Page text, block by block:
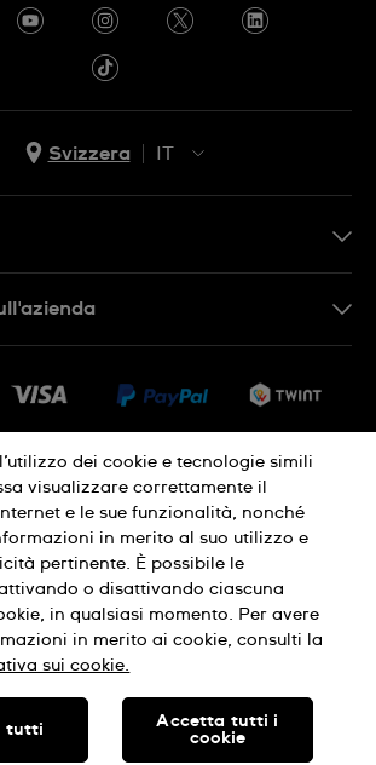
Svizzera
IT
IT
vendita
sulla privacy Cookies
utilizzo Infomazioni legali
SWISS MADE
dei cookie e tecnologie simili
visualizzare correttamente il
e le sue funzionalità, nonché
in merito al suo utilizzo e
pertinente. È possibile le
o disattivando ciascuna
in qualsiasi momento. Per avere
in merito ai cookie, consulti la
sui cookie.
tutti
Accetta tutti i
cookie